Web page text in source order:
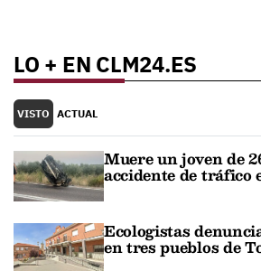
LO + EN CLM24.ES
VISTO ACTUAL
Muere un joven de
accidente de tráfico
Ecologistas
en tres pueblos de